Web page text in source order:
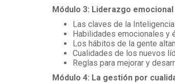
Módulo 3: Liderazgo emocional
Las claves de la
Habilidades emocionales y
Los hábitos de la gente
Cualidades de los nuevos
Reglas para mejorar y
Módulo 4: La gestión por